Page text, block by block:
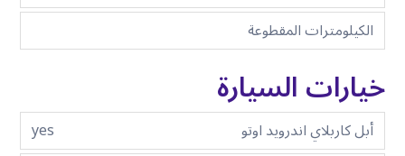
الكيلومترات المقطوعة
خيارات السيارة
أبل كاربلاي اندرويد اوتو
yes